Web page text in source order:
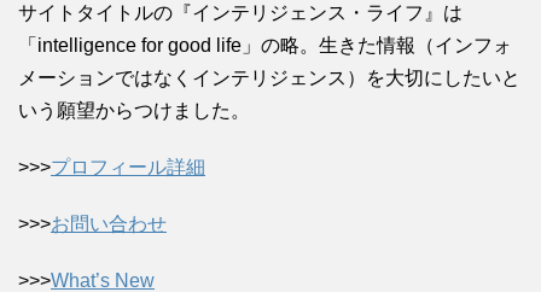
サイトタイトルの『インテリジェンス・ライフ』は
「intelligence for good life」の略。生きた情報（インフォ
メーションではなくインテリジェンス）を大切にしたいと
いう願望からつけました。
>>>プロフィール詳細
>>>お問い合わせ
>>>What’s New